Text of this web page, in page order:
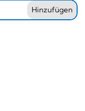
Hinzufügen